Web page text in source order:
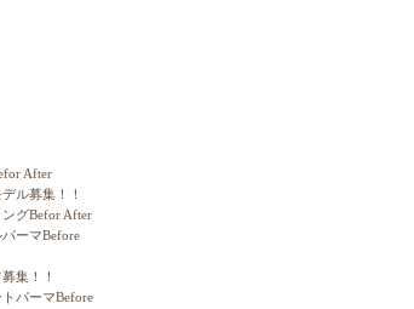
After
ル募集！！
グBefor After
ーマBefore
集！！
パーマBefore